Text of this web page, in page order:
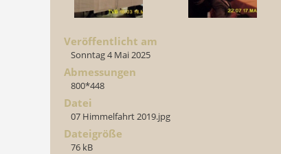
Veröffentlicht am
Sonntag 4 Mai 2025
Abmessungen
800*448
Datei
07 Himmelfahrt 2019.jpg
Dateigröße
76 kB